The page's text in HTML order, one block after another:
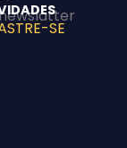
SE